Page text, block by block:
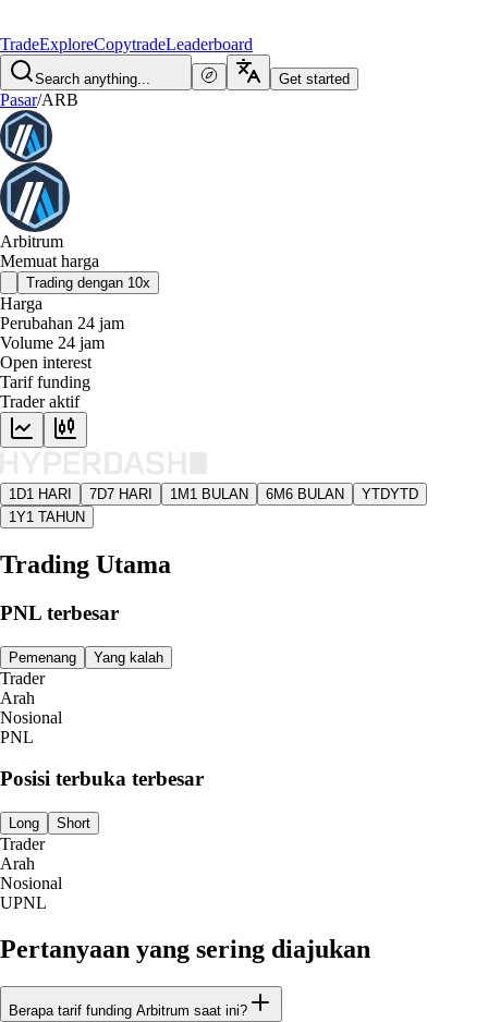
TradeExploreCopytradeLeaderboard
Search anything... Get started
Pasar/ARB
Arbitrum
Memuat harga
Trading dengan 10x
Harga
Perubahan 24 jam
Volume 24 jam
Open interest
Tarif funding
Trader aktif
1D1 HARI 7D7 HARI 1M 1 BULAN 6M6 BULAN YTDYTD
1Y1 TAHUN
Trading Utama
PNL terbesar
Pemenang Yang kalah
Trader
Arah
Nosional
PNL
Posisi terbuka terbesar
Long Short
Trader
Arah
Nosional
UPNL
Pertanyaan yang sering diajukan
Berapa tarif funding Arbitrum saat ini?